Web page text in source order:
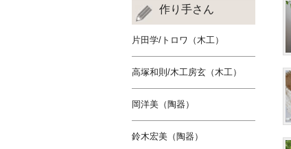
作り手さん
片田学/トロワ（木工）
高塚和則/木工房玄（木工）
岡洋美（陶器）
鈴木宏美（陶器）